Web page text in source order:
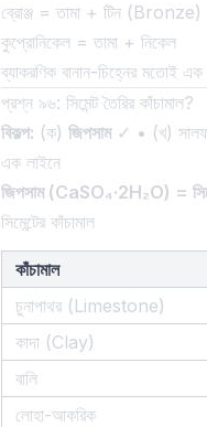
ব্রোঞ্জ = তামা + টিন (Bronze)
কুপ্রোনিকেল = তামা + নিকেল
ব্যাকরণিক বানান-চিহ্নের মতোই
প্রশ্ন ৯৬: সিমেন্ট তৈরির কাঁচামাল?
বিকল্প: (ক) জিপসাম✓ • (খ)
এক লাইনে
জিপসাম (CaSO₄·2H₂O) =
সিমেন্টের কাঁচামাল
কাঁচামাল
চুনাপাথর (Limestone)
কাদা (Clay)
বালি
লোহা-আকরিক